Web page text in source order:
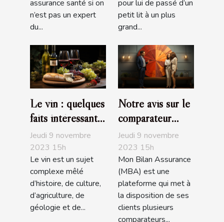
assurance santé si on
n’est pas un expert
du...
pour lui de passé d’un
petit lit à un plus
grand...
Le vin : quelques
faits intéressants
à savoir
Jeudi 9 novembre
2023 15h
Le vin est un sujet
complexe mêlé
d’histoire, de culture,
d’agriculture, de
géologie et de...
Notre avis sur le
comparateur
d’assurance de
prêt de MBA
Jeudi 9 novembre
2023 15h
Mon Bilan Assurance
(MBA) est une
plateforme qui met à
la disposition de ses
clients plusieurs
comparateurs...